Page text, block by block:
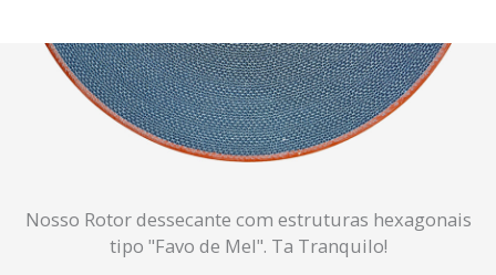
Nosso Rotor dessecante com estruturas hexagonais
tipo "Favo de Mel". Ta Tranquilo!